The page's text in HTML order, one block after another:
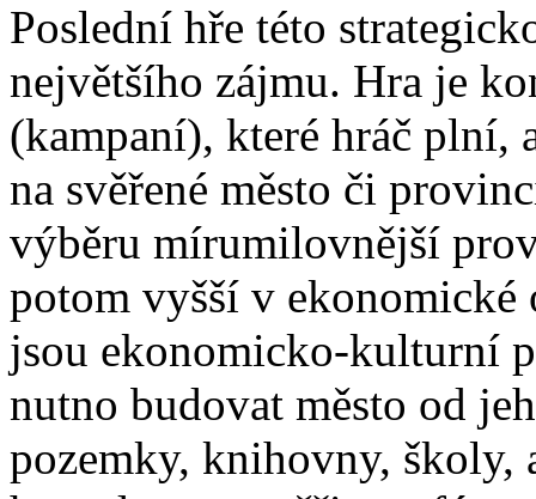
Poslední hře této
největšího zájmu. Hra je
(kampaní), které hráč plní,
na svěřené město či
výběru mírumilovnější
potom vyšší v
jsou ekonomicko-kulturní
nutno budovat město od
pozemky, knihovny, školy,